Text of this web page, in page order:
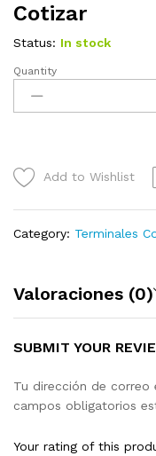
Cotizar
Status: In stock
Terminales
Cordones
quantity
Quantity
Add to Wishlist
Category: Terminales
Valoraciones (0)
SUBMIT YOUR
Tu dirección de correo
campos obligatorios
Your rating of this